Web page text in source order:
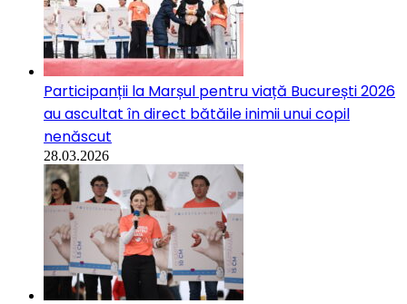
Participanții la Marșul pentru viață București 2026
au ascultat în direct bătăile inimii unui copil
nenăscut
28.03.2026